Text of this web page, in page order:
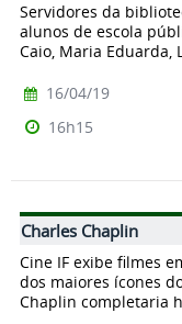
Servidores da
alunos de escola
Caio, Maria Eduarda,
16/04/19
16h15
Charles Chaplin
Cine IF exibe filmes
dos maiores ícones
Chaplin completaria